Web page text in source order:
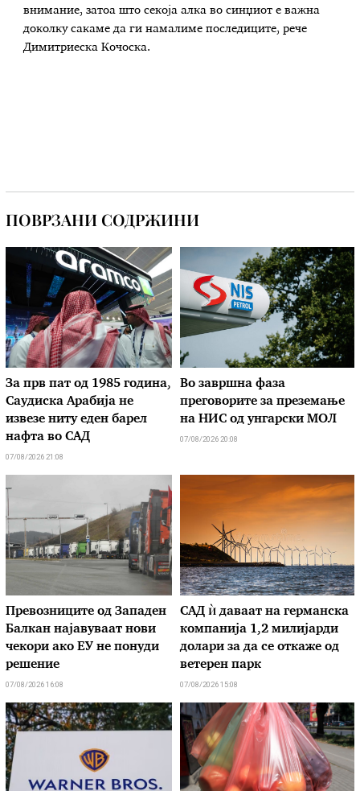
внимание, затоа што секоја алка во синџиот е важна
доколку сакаме да ги намалиме последиците, рече
Димитриеска Кочоска.
ПОВРЗАНИ СОДРЖИНИ
За прв пат од 1985 година,
Саудиска Арабија не
извезе ниту еден барел
нафта во САД
07/08/2026 21:08
Во завршна фаза
преговорите за преземање
на НИС од унгарски МОЛ
07/08/2026 20:08
Превозниците од Западен
Балкан најавуваат нови
чекори ако ЕУ не понуди
решение
07/08/2026 16:08
САД ѝ даваат на германска
компанија 1,2 милијарди
долари за да се откаже од
ветерен парк
07/08/2026 15:08